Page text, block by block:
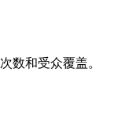
数和受众覆盖。